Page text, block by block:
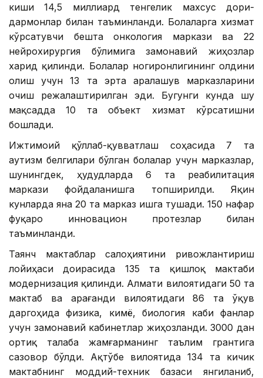
киши 14,5 миллиард тенгелик махсус дори-
дармонлар билан таъминланди. Болаларга хизмат
кўрсатувчи бешта онкология маркази ва 22
нейрохирургия бўлимига замонавий жиҳозлар
харид қилинди. Болалар ногиронлигининг олдини
олиш учун 13 та эрта аралашув марказларини
очиш режалаштирилган эди. Бугунги кунда шу
мақсадда 10 та объект хизмат кўрсатишни
бошлади.
Ижтимоий қўллаб-қувватлаш соҳасида 7 та
аутизм белгилари бўлган болалар учун марказлар,
шунингдек, ҳудудларда 6 та реабилитация
маркази фойдаланишга топширилди. Яқин
кунларда яна 20 та марказ ишга тушади. 150 нафар
фуқаро инновацион протезлар билан
таъминланди.
Таянч мактаблар салоҳиятини ривожлантириш
лойиҳаси доирасида 135 та қишлоқ мактаби
модернизация қилинди. Алмати вилоятидаги 50 та
мактаб ва Қарағанди вилоятидаги 86 та ўқув
даргоҳида физика, кимё, биология каби фанлар
учун замонавий кабинетлар жиҳозланди. 3000 дан
ортиқ талаба жамғарманинг таълим грантига
сазовор бўлди. Ақтўбе вилоятида 134 та кичик
мактабнинг моддий-техник базаси янгиланиб,